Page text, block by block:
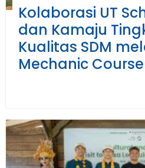
Kolaborasi UT
dan Kamaju
Kualitas SDM
Mechanic Course